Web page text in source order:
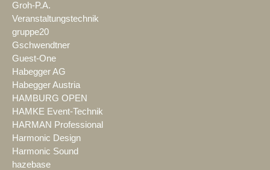
Groh-P.A.
Veranstaltungstechnik
gruppe20
Gschwendtner
Guest-One
Habegger AG
Habegger Austria
HAMBURG OPEN
HAMKE Event-Technik
HARMAN Professional
Harmonic Design
Harmonic Sound
hazebase